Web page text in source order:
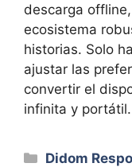
descarga
ecosistema
historias. Solo
ajustar las
convertir el
infinita y portátil.
Categorías
Didom